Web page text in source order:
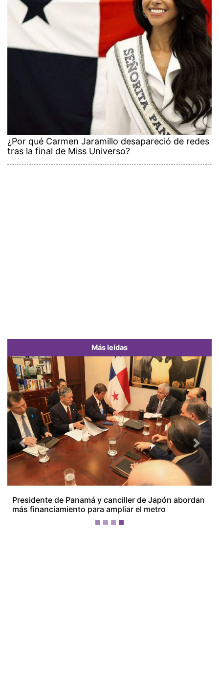
¿Por qué Carmen Jaramillo desapareció de redes
tras la final de Miss Universo?
Más leídas
Camión con carga de granos queda destruido tras
incendio en Colón
Previous Next